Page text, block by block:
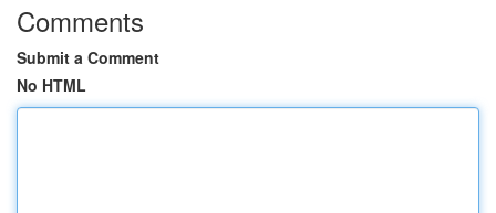
Comments
Submit a Comment
No HTML